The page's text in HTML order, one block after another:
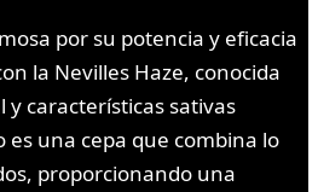
por su potencia y eficacia
la Nevilles Haze, conocida
características sativas
es una cepa que combina lo
proporcionando una